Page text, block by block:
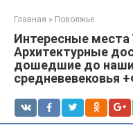
Главная » Поволжье
Интересные места
Архитектурные
дошедшие до
средневевековья